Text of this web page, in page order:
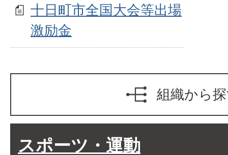
十日町市全国大会等出場
激励金
組織から
スポーツ・運動